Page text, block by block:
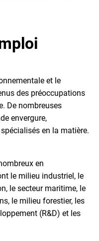
et le
des préoccupations
De nombreuses
envergure,
en la matière.
en
le milieu industriel, le
le secteur maritime, le
le milieu forestier, les
(R&D) et les